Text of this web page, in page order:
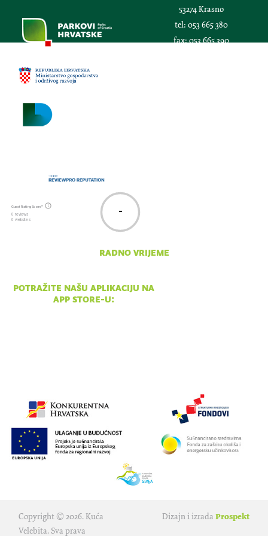
53274 Krasno
tel: 053 665 380
fax:053 665 390
Guest Rating Score™
0 reviews
0 websites
-
radno vrijeme
potražite našu aplikaciju na
app store-u:
Copyright © 2026. Kuća
Velebita. Sva prava
Dizajn i izrada Prospekt